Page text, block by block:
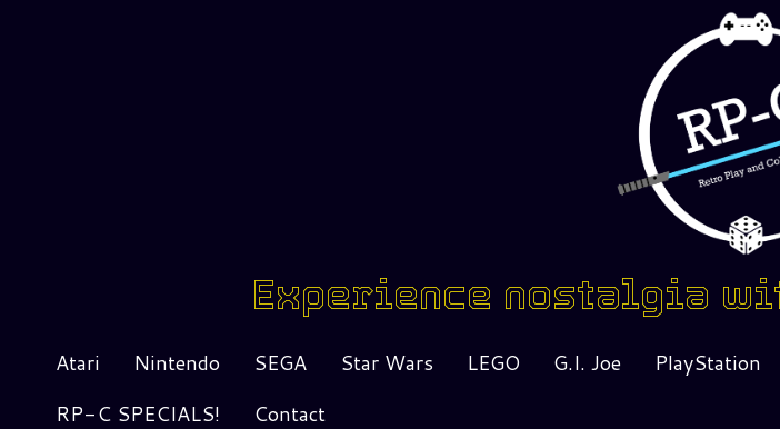
Experience nostalgia
Atari Nintendo SEGA Star Wars LEGO G.I. Joe PlayStation
RP-C SPECIALS!
Contact